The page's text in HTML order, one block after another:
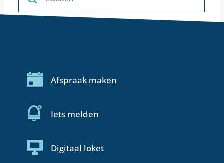
Zoeken
Startpagina
Afspraak maken
Iets melden
Digitaal loket